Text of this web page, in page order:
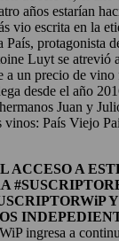
años estarían
vio escrita en la
País, protagonista
Luyt se atrevió
a un precio de
desde el año
Juan y
vinos: País Viejo
ACCESO A
ingresa a